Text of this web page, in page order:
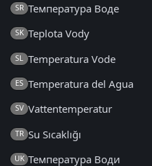
SR Температура Воде
SK Teplota Vody
SL Temperatura Vode
ES Temperatura del Agua
SV Vattentemperatur
TR Su Sıcaklığı
UK Температура Води